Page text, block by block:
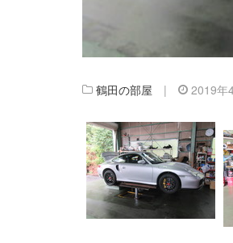
鶴田の部屋 | 2019年